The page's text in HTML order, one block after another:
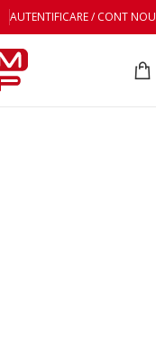
AUTENTIFICARE / CONT NOU